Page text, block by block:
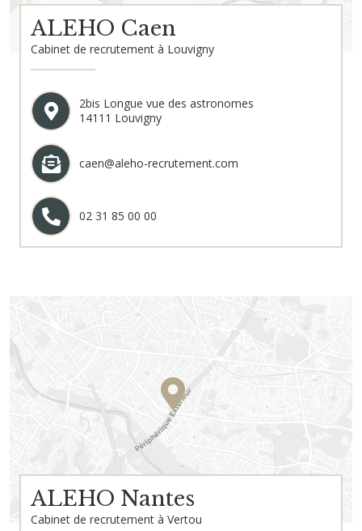
ALEHO Caen
Cabinet de recrutement à Louvigny
2bis Longue vue des astronomes
14111 Louvigny
caen@aleho-recrutement.com
02 31 85 00 00
ALEHO Nantes
Cabinet de recrutement à Vertou